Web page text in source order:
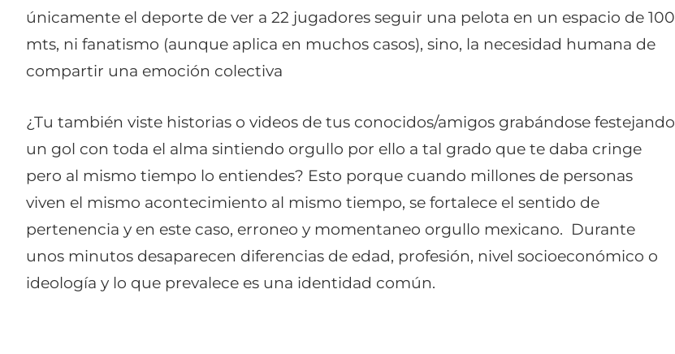
únicamente el deporte de ver a 22 jugadores seguir una pelota en un espacio de 100
mts, ni fanatismo (aunque aplica en muchos casos), sino, la necesidad humana de
compartir una emoción colectiva
¿Tu también viste historias o videos de tus conocidos/amigos grabándose festejando
un gol con toda el alma sintiendo orgullo por ello a tal grado que te daba cringe
pero al mismo tiempo lo entiendes? Esto porque cuando millones de personas
viven el mismo acontecimiento al mismo tiempo, se fortalece el sentido de
pertenencia y en este caso, erroneo y momentaneo orgullo mexicano. Durante
unos minutos desaparecen diferencias de edad, profesión, nivel socioeconómico o
ideología y lo que prevalece es una identidad común.